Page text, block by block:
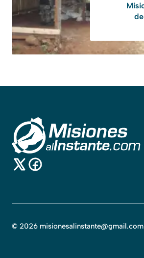
© 2026 misionesalinstante@gmail.com